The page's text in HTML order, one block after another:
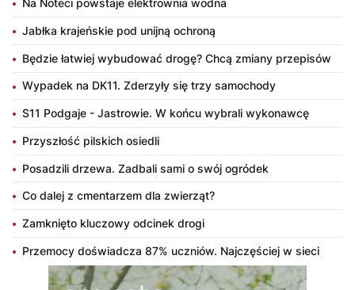
Na Noteci powstaje elektrownia wodna
Jabłka krajeńskie pod unijną ochroną
Będzie łatwiej wybudować drogę? Chcą zmiany przepisów
Wypadek na DK11. Zderzyły się trzy samochody
S11 Podgaje - Jastrowie. W końcu wybrali wykonawcę
Przyszłość pilskich osiedli
Posadzili drzewa. Zadbali sami o swój ogródek
Co dalej z cmentarzem dla zwierząt?
Zamknięto kluczowy odcinek drogi
Przemocy doświadcza 87% uczniów. Najczęściej w sieci